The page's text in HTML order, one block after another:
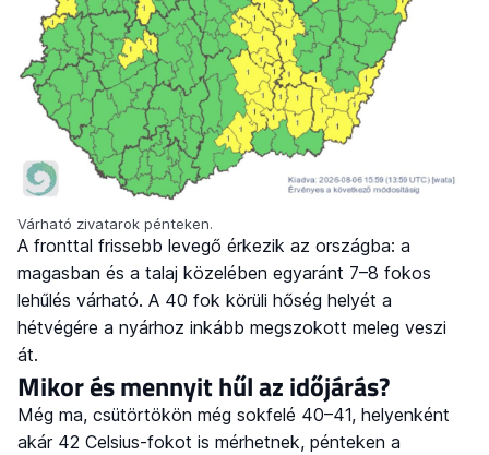
Várható zivatarok pénteken.
A fronttal frissebb levegő érkezik az országba: a
magasban és a talaj közelében egyaránt 7–8 fokos
lehűlés várható. A 40 fok körüli hőség helyét a
hétvégére a nyárhoz inkább megszokott meleg veszi
át.
Mikor és mennyit hűl az időjárás?
Még ma, csütörtökön még sokfelé 40–41, helyenként
akár 42 Celsius-fokot is mérhetnek, pénteken a